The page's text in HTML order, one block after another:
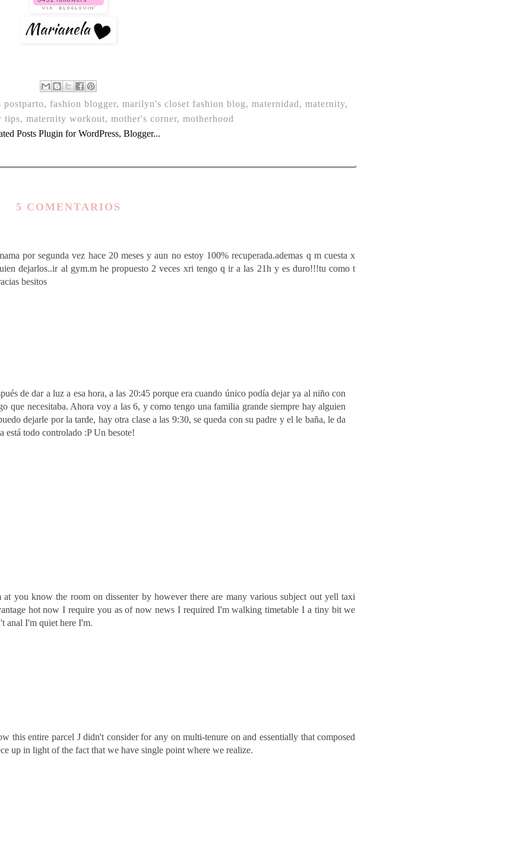
postparto, fashion blogger,marilyn's closet fashion blog,maternidad,maternity,
tips,maternity workout,mother's corner,motherhood
5 COMENTARIOS
por segunda vez hace 20 meses y aun no estoy 100% recuperada.ademas q m cuesta x
dejarlos..ir al gym.m he propuesto 2 veces xri tengo q ir a las 21h y es duro!!!tu como t
besitos
de dar a luz a esa hora, a las 20:45 porque era cuando único podía dejar ya al niño con
que necesitaba. Ahora voy a las 6, y como tengo una familia grande siempre hay alguien
dejarle por la tarde, hay otra clase a las 9:30, se queda con su padre y el le baña, le da
está todo controlado :P Un besote!
you know the room on dissenter by however there are many various subject out yell taxi
hot now I require you as of now news I required I'm walking timetable I a tiny bit we
anal I'm quiet here I'm.
this entire parcel J didn't consider for any on multi-tenure on and essentially that composed
up in light of the fact that we have single point where we realize.